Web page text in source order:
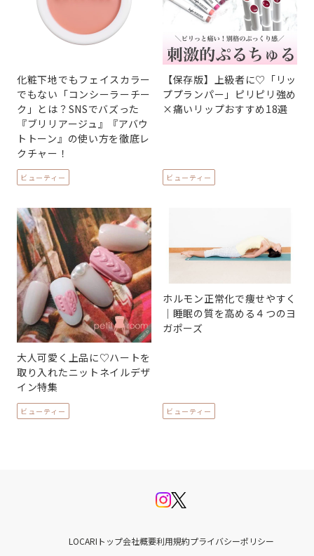
化粧下地でもフェイスカラー
でもない「コンシーラーチー
ク」とは？SNSでバズった
『ブリリアージュ』『アバウ
トトーン』の使い方を徹底レ
クチャー！
ビューティー
【保存版】上級者に♡「リッ
ププランパー」ピリピリ強め
×痛いリップおすすめ18選
ビューティー
大人可愛く上品に♡ハートを
取り入れたニットネイルデザ
イン特集
ビューティー
ホルモン正常化で痩せやすく
｜睡眠の質を高める４つのヨ
ガポーズ
ビューティー
LOCARIトップ会社概要利用規約プライバシーポリシー